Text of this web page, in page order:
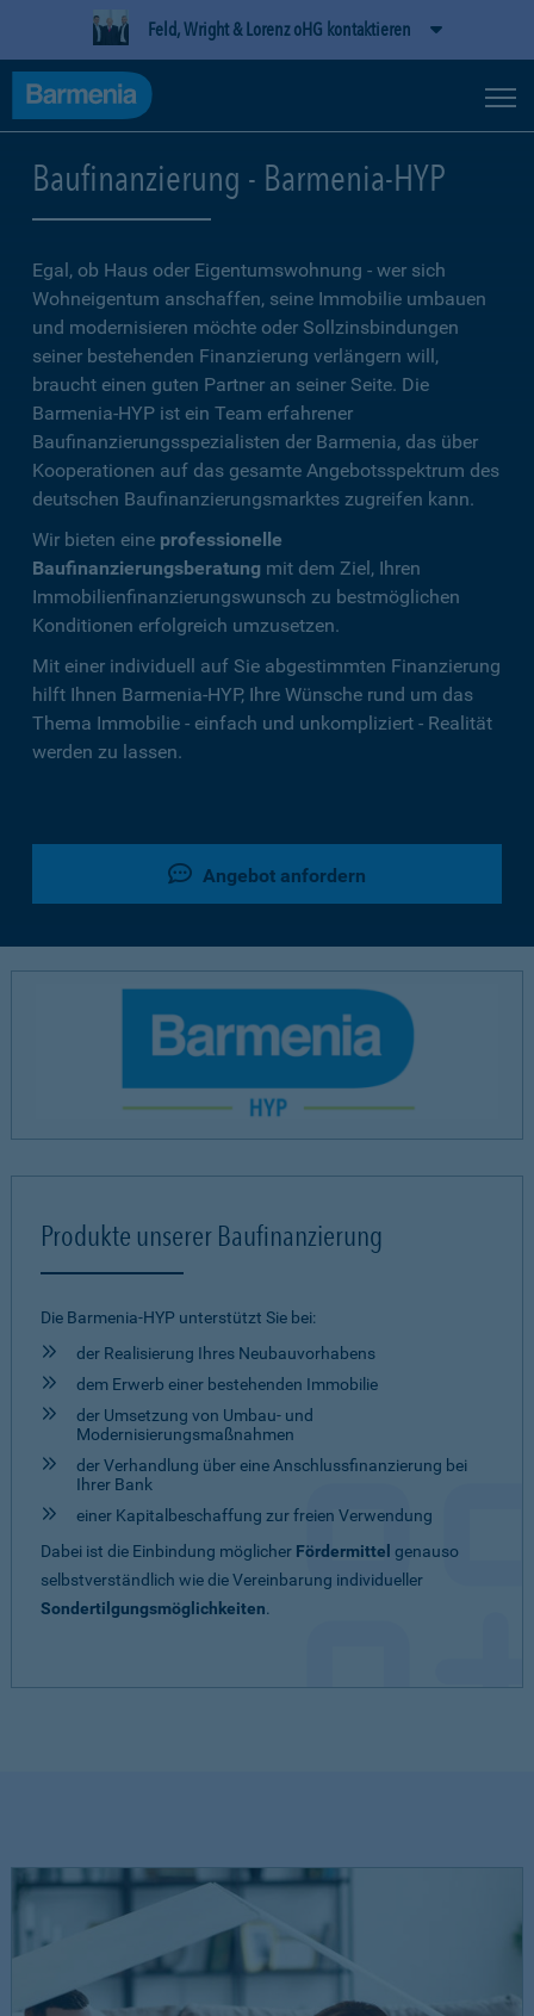
Feld, Wright & Lorenz oHG kontaktieren
Baufinanzierung - Barmenia-HYP
Egal, ob Haus oder Eigentumswohnung - wer sich
Wohneigentum anschaffen, seine Immobilie umbauen
und modernisieren möchte oder Sollzinsbindungen
seiner bestehenden Finanzierung verlängern will,
braucht einen guten Partner an seiner Seite. Die
Barmenia-HYP ist ein Team erfahrener
Baufinanzierungsspezialisten der Barmenia, das über
Kooperationen auf das gesamte Angebotsspektrum des
deutschen Baufinanzierungsmarktes zugreifen kann.
Wir bieten eine professionelle
Baufinanzierungsberatung mit dem Ziel, Ihren
Immobilienfinanzierungswunsch zu bestmöglichen
Konditionen erfolgreich umzusetzen.
Mit einer individuell auf Sie abgestimmten Finanzierung
hilft Ihnen Barmenia-HYP, Ihre Wünsche rund um das
Thema Immobilie - einfach und unkompliziert - Realität
werden zu lassen.
Angebot anfordern
Produkte unserer Baufinanzierung
Die Barmenia-HYP unterstützt Sie bei:
der Realisierung Ihres Neubauvorhabens
dem Erwerb einer bestehenden Immobilie
der Umsetzung von Umbau- und
Modernisierungsmaßnahmen
der Verhandlung über eine Anschlussfinanzierung bei
Ihrer Bank
einer Kapitalbeschaffung zur freien Verwendung
Dabei ist die Einbindung möglicher Fördermittel genauso
selbstverständlich wie die Vereinbarung individueller
Sondertilgungsmöglichkeiten.